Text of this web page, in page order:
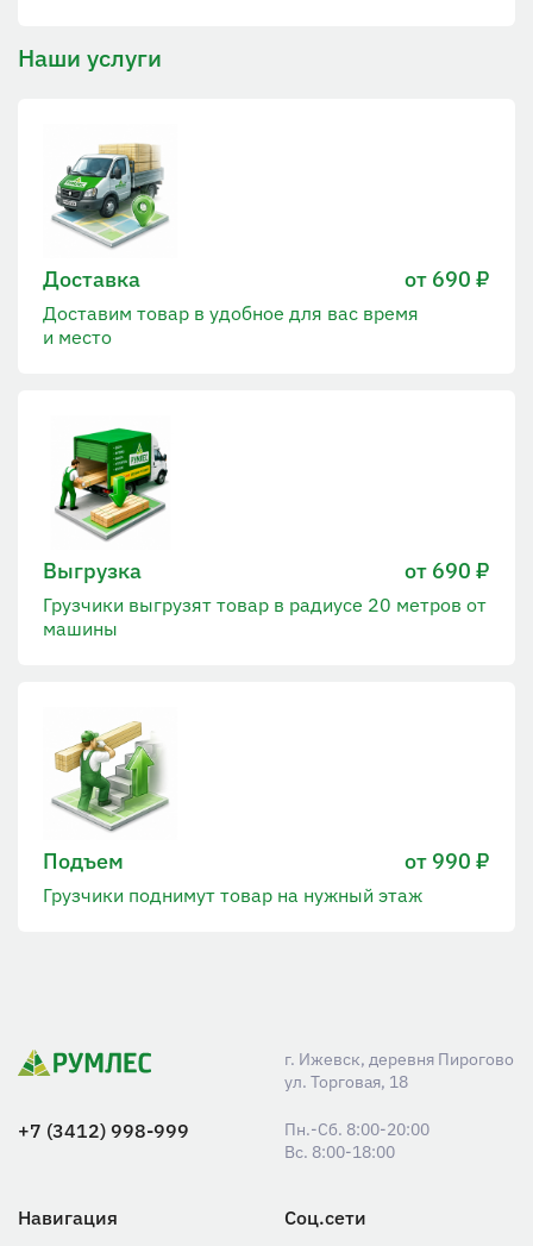
Наши услуги
Доставка от 690 ₽
Доставим товар в удобное для вас время
и место
Выгрузка от 690 ₽
Грузчики выгрузят товар в радиусе 20 метров от
машины
Подъем от 990 ₽
Грузчики поднимут товар на нужный этаж
г. Ижевск, деревня Пирогово
ул. Торговая, 18
+7 (3412) 998-999
Пн.-Сб. 8:00-20:00
Вс. 8:00-18:00
Навигация Соц.сети